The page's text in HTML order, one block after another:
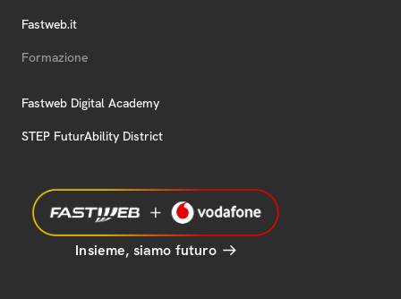
Fastweb.it
Formazione
Fastweb Digital Academy
STEP FuturAbility District
Insieme, siamo futuro